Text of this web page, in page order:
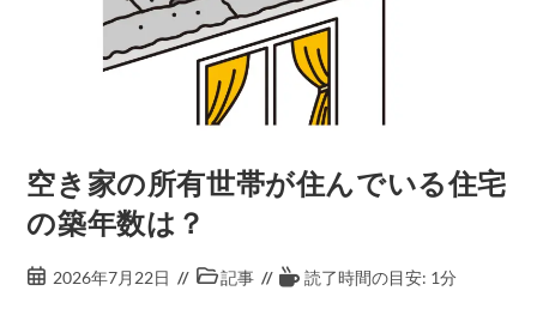
空き家の所有世帯が住んでいる住宅
の築年数は？
2026年7月22日 記事 読了時間の目安: 1分